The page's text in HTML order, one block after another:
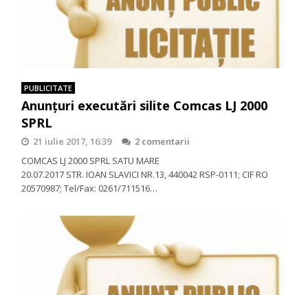
PUBLICITATE
Anunţuri executări silite Comcas LJ 2000
SPRL
21 iulie 2017, 16:39
2 comentarii
COMCAS LJ 2000 SPRL SATU MARE
20.07.2017 STR. IOAN SLAVICI NR.13, 440042 RSP-0111; CIF RO
20570987; Tel/Fax: 0261/711516…